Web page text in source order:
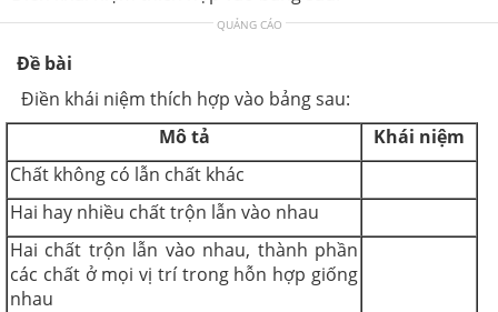
QUẢNG CÁO
Đề bài
Điền khái niệm thích hợp vào bảng sau:
Mô tả
Khái niệm
Chất không có lẫn chất khác
Hai hay nhiều chất trộn lẫn vào nhau
Hai chất trộn lẫn vào nhau, thành phần
các chất ở mọi vị trí trong hỗn hợp giống
nhau